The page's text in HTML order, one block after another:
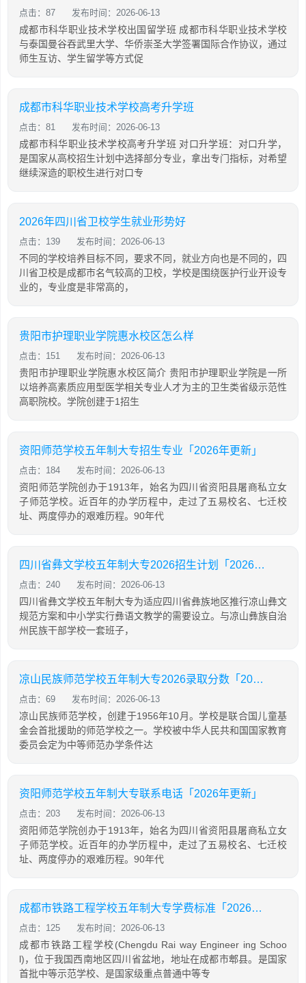
点击：87 发布时间：2026-06-13
成都市科华职业技术学校出国留学班 成都市科华职业技术学校
与泰国曼谷吞武里大学、华侨崇圣大学签署国际合作协议，通过
师生互访、学生留学等方式促
成都市科华职业技术学校高考升学班
点击：81 发布时间：2026-06-13
成都市科华职业技术学校高考升学班 对口升学班：对口升学，
是国家从高校招生计划中选择部分专业，拿出专门指标，对希望
继续深造的职校生进行对口专
2026年四川省卫校学生就业形势好
点击：139 发布时间：2026-06-13
不同的学校培养目标不同，要求不同，就业方向也是不同的，四
川省卫校是成都市名气较高的卫校，学校是围绕医护行业开设专
业的，专业度是非常高的，
贵阳市护理职业学院惠水校区怎么样
点击：151 发布时间：2026-06-13
贵阳市护理职业学院惠水校区简介 贵阳市护理职业学院是一所
以培养高素质应用型医学相关专业人才为主的卫生类省级示范性
高职院校。学院创建于1招生
资阳师范学校五年制大专招生专业「2026年更新」
点击：184 发布时间：2026-06-13
资阳师范学院创办于1913年，始名为四川省资阳县屠商私立女
子师范学校。近百年的办学历程中，走过了五易校名、七迁校
址、两度停办的艰难历程。90年代
四川省彝文学校五年制大专2026招生计划「2026年更新」
点击：240 发布时间：2026-06-13
四川省彝文学校五年制大专为适应四川省彝族地区推行凉山彝文
规范方案和中小学实行彝语文教学的需要设立。与凉山彝族自治
州民族干部学校一套班子，
凉山民族师范学校五年制大专2026录取分数「2026年更新」
点击：69 发布时间：2026-06-13
凉山民族师范学校，创建于1956年10月。学校是联合国儿童基
金会首批援助的师范学校之一。学校被中华人民共和国国家教育
委员会定为中等师范办学条件达
资阳师范学校五年制大专联系电话「2026年更新」
点击：203 发布时间：2026-06-13
资阳师范学院创办于1913年，始名为四川省资阳县屠商私立女
子师范学校。近百年的办学历程中，走过了五易校名、七迁校
址、两度停办的艰难历程。90年代
成都市铁路工程学校五年制大专学费标准「2026年更新」
点击：125 发布时间：2026-06-13
成都市铁路工程学校(Chengdu Rai way Engineer ing Schoo
l)，位于我国西南地区四川省盆地，地址在成都市郫县。是国家
首批中等示范学校、是国家级重点普通中等专